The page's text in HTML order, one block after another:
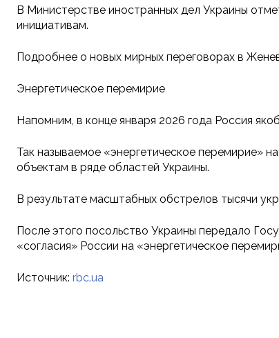
В Министерстве иностранных дел Украины
инициативам.
Подробнее о новых мирных переговорах в
Энергетическое перемирие
Напомним, в конце января 2026 года Россия
Так называемое «энергетическое перемирие»
объектам в ряде областей Украины.
В результате масштабных обстрелов тысячи
После этого посольство Украины передало
«согласия» России на «энергетическое
Источник: rbc.ua